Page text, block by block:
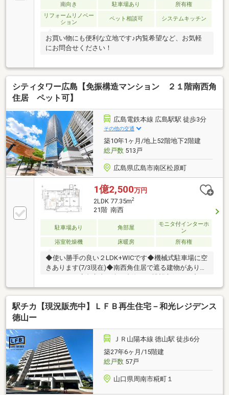
南向き 駐車場あり
所有権
リフォームリノベー
ション
ペット相談可 システムキッチン
お買い物にも便利な立地です♪内覧希望など、お気軽
にお問合せください！
シティタワー広島【免振構造マンション ２１階南西角
住居 ペット可】
広島電鉄本線 広島駅駅 徒歩3分
その他の交通
築10年1ヶ月/地上52階地下2階建
総戸数513戸
広島県広島市南区松原町
1億2,500万円
2LDK 77.35m2
21階 南西
駐車場あり 角部屋
モニタ付インターホ
ン
浴室乾燥機
床暖房 所有権
◆使い勝手の良い２LDK+WICです◆機械式駐車場に空
きあります(7/3現在)◆南西角住居で遮る建物がありま
ビングには、寒い時期便利な床暖房があります◆キッ
チンには、ディスポーザー（生ごみ粉砕処理器）あり
ます◆ゴミ出しは、24時間可能です◆ペット飼育可
気軽にお問合せ下さい
駅チカ【現況販売中】ＬＦＢ再生住宅－和光レジデンス
徳山ー
ＪＲ山陽本線 徳山駅 徒歩6分
築27年6ヶ月/15階建
総戸数57戸
山口県周南市糀町１